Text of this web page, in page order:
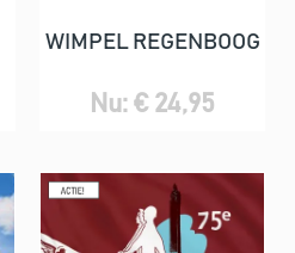
WIMPEL REGENBOOG
Nu: € 24,95